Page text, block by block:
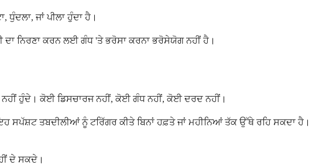
ਜਾਂ ਪੀਲਾ ਹੁੰਦਾ ਹੈ।
ਨਿਰਣਾ ਕਰਨ ਲਈ ਗੰਧ 'ਤੇ ਭਰੋਸਾ ਕਰਨਾ ਭਰੋਸੇਯੋਗ ਨਹੀਂ ਹੈ।
ਹੁੰਦੇ। ਕੋਈ ਡਿਸਚਾਰਜ ਨਹੀਂ, ਕੋਈ ਗੰਧ ਨਹੀਂ, ਕੋਈ ਦਰਦ ਨਹੀਂ।
ਸਪੱਸ਼ਟ ਤਬਦੀਲੀਆਂ ਨੂੰ ਟਰਿੱਗਰ ਕੀਤੇ ਬਿਨਾਂ ਹਫ਼ਤੇ ਜਾਂ ਮਹੀਨਿਆਂ ਤੱਕ ਉੱਥੇ ਰਹਿ ਸਕਦਾ ਹੈ।
ਦੇ ਸਕਦੇ।